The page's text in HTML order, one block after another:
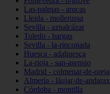
Las-palmas - arucas
Lleida - mollerussa
Sevilla - aznalcázar
Toledo - bargas
Sevilla - la-rinconada
Huesca - adahuesca
La-rioja - san-asensio
Madrid - colmenar-de-oreja
Almería - láujar-de-andarax
Córdoba - montilla